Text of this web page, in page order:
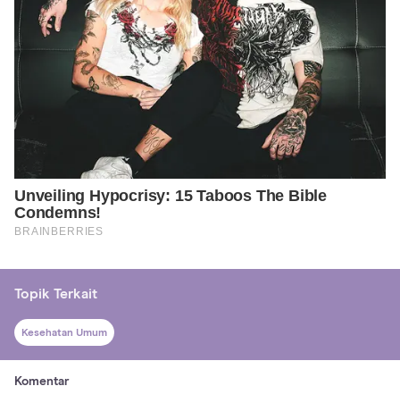
Topik Terkait
Kesehatan Umum
Komentar